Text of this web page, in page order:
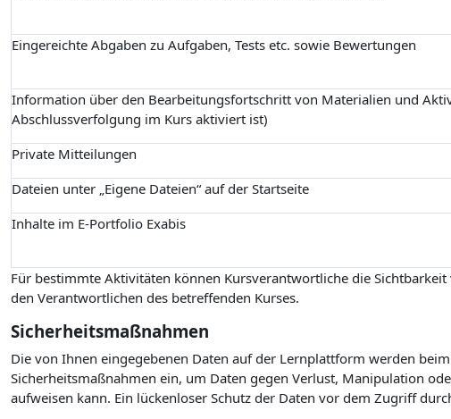
Eingereichte Abgaben zu Aufgaben, Tests etc. sowie Bewertungen
Information über den Bearbeitungsfortschritt von Materialien und
Abschlussverfolgung im Kurs aktiviert ist)
Private Mitteilungen
Dateien unter „Eigene Dateien“ auf der Startseite
Inhalte im E-Portfolio Exabis
Für bestimmte Aktivitäten können Kursverantwortliche die
den Verantwortlichen des betreffenden Kurses.
Sicherheitsmaßnahmen
Die von Ihnen eingegebenen Daten auf der Lernplattform werden
Sicherheitsmaßnahmen ein, um Daten gegen Verlust, Manipulation
aufweisen kann. Ein lückenloser Schutz der Daten vor dem Zugriff